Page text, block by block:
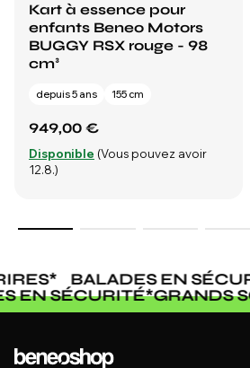
Kart à essence pour
enfants Beneo Motors
BUGGY RSX rouge - 98
cm³
depuis 5 ans 155 cm
949,00 €
Disponible (Vous pouvez avoir
12.8.)
* BALADES EN
EN SÉCURITÉ*GRANDS